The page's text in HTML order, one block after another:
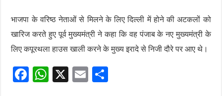
भाजपा के वरिष्ठ नेताओं से मिलने के लिए दिल्ली में होने की अटकलों को
खारिज करते हुए पूर्व मुख्यमंत्री ने कहा कि वह पंजाब के नए मुख्यमंत्री के
लिए कपूरथला हाउस खाली करने के मुख्य इरादे से निजी दौरे पर आए थे।
F
W X
E